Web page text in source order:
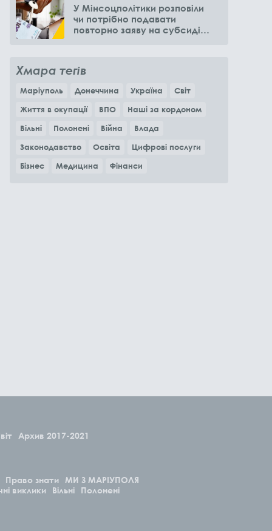
У Мінсоцполітики розповіли
чи потрібно подавати
повторно заяву на субсидію
Хмара тегів
Маріуполь Донеччина Україна
Світ
Життя в окупації
ВПО
Наші за кордоном
Вільні
Полонені Війна
Влада
Законодавство
Освіта
Цифрові послуги
Бізнес
Медицина Фінанси
Архив 2017-2021
Право знати МИ З МАРІУПОЛЯ
виклики
Вільні Полонені